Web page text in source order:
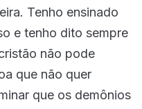
Tenho ensinado
e tenho dito sempre
não pode
que não quer
que os demônios